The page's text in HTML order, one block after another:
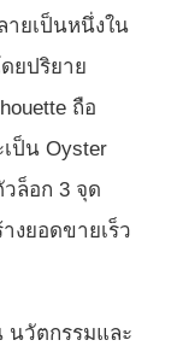
ายเป็นหนึ่งใน
ยปริยาย
ถือ
ป็น Oyster
ล็อก 3 จุด
งยอดขายเร็ว
วัตกรรมและ